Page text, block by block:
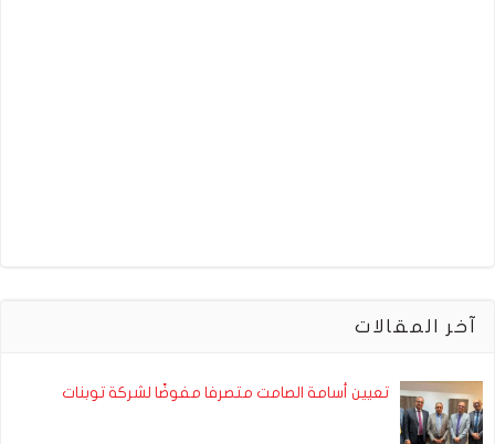
آخر المقالات
تعيين أسامة الصامت متصرفا مفوضًا لشركة توبنات